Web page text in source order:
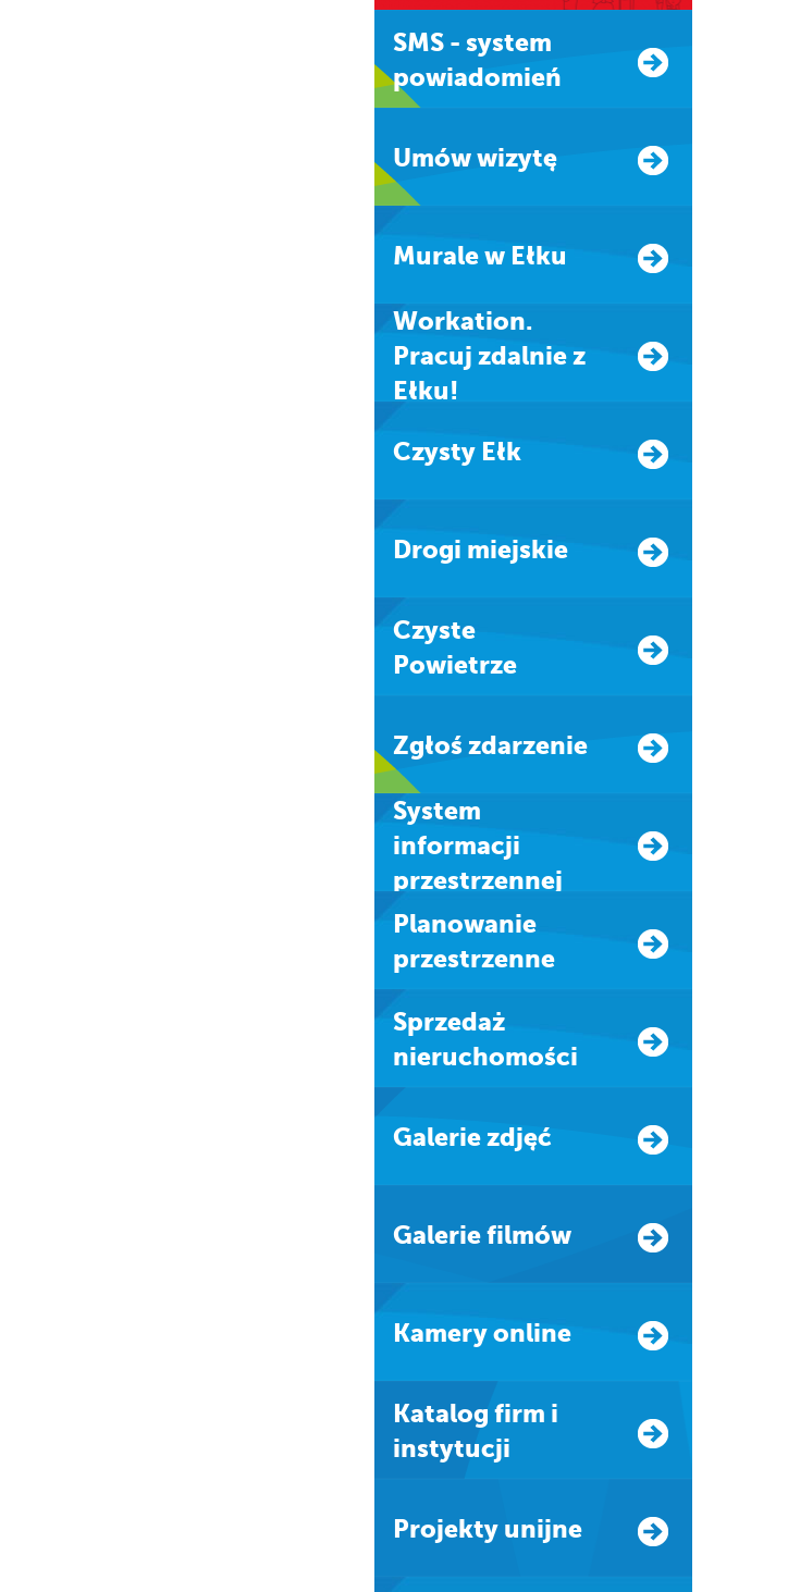
SMS - system
powiadomień
Umów wizytę
Murale w Ełku
Workation.
Pracuj zdalnie z
Ełku!
Czysty Ełk
Drogi miejskie
Czyste
Powietrze
Zgłoś zdarzenie
system
informacji
przestrzennej
Planowanie
przestrzenne
Sprzedaż
nieruchomości
Galerie zdjęć
Galerie filmów
Kamery online
Katalog firm i
instytucji
Projekty unijne